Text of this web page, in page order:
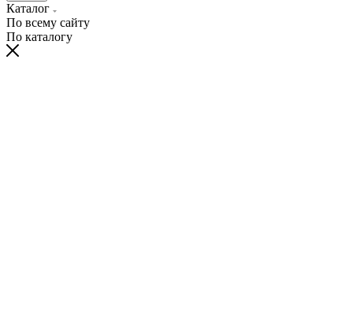
Каталог
По всему сайту
По каталогу